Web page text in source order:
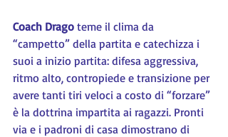
Coach Drago teme il clima da
“campetto” della partita e catechizza i
suoi a inizio partita: difesa aggressiva,
ritmo alto, contropiede e transizione per
avere tanti tiri veloci a costo di “forzare”
è la dottrina impartita ai ragazzi. Pronti
via e i padroni di casa dimostrano di